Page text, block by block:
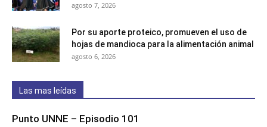
agosto 7, 2026
Por su aporte proteico, promueven el uso de
hojas de mandioca para la alimentación animal
agosto 6, 2026
Las mas leídas
Punto UNNE – Episodio 101